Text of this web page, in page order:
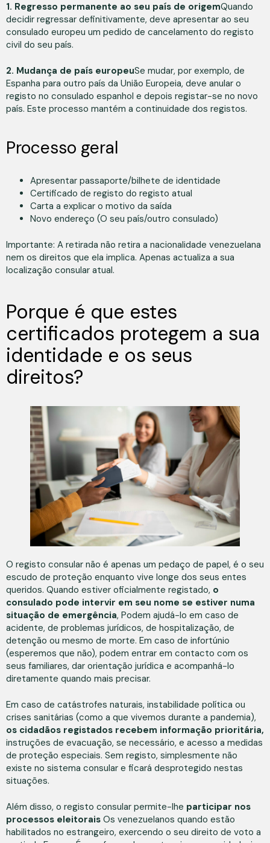
1. Regresso permanente ao seu país de origemQuando
decidir regressar definitivamente, deve apresentar ao seu
consulado europeu um pedido de cancelamento do registo
civil do seu país.
2. Mudança de país europeuSe mudar, por exemplo, de
Espanha para outro país da União Europeia, deve anular o
registo no consulado espanhol e depois registar-se no novo
país. Este processo mantém a continuidade dos registos.
Processo geral
Apresentar passaporte/bilhete de identidade
Certificado de registo do registo atual
Carta a explicar o motivo da saída
Novo endereço (O seu país/outro consulado)
Importante: A retirada não retira a nacionalidade venezuelana
nem os direitos que ela implica. Apenas actualiza a sua
localização consular atual.
Porque é que estes
certificados protegem a sua
identidade e os seus
direitos?
O registo consular não é apenas um pedaço de papel, é o seu
escudo de proteção enquanto vive longe dos seus entes
queridos. Quando estiver oficialmente registado, o
consulado pode intervir em seu nome se estiver numa
situação de emergência, Podem ajudá-lo em caso de
acidente, de problemas jurídicos, de hospitalização, de
detenção ou mesmo de morte. Em caso de infortúnio
(esperemos que não), podem entrar em contacto com os
seus familiares, dar orientação jurídica e acompanhá-lo
diretamente quando mais precisar.
Em caso de catástrofes naturais, instabilidade política ou
crises sanitárias (como a que vivemos durante a pandemia),
os cidadãos registados recebem informação prioritária,
instruções de evacuação, se necessário, e acesso a medidas
de proteção especiais. Sem registo, simplesmente não
existe no sistema consular e ficará desprotegido nestas
situações.
Além disso, o registo consular permite-lhe participar nos
processos eleitorais Os venezuelanos quando estão
habilitados no estrangeiro, exercendo o seu direito de voto a